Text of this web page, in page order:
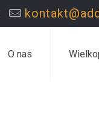
O nas